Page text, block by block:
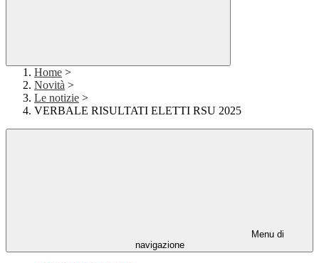
Home >
Novità >
Le notizie >
VERBALE RISULTATI ELETTI RSU 2025
Menu di
navigazione